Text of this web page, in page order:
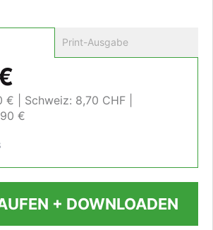
Print-Ausgabe
€
Schweiz: 8,70 CHF
€
+ DOWNLOADEN